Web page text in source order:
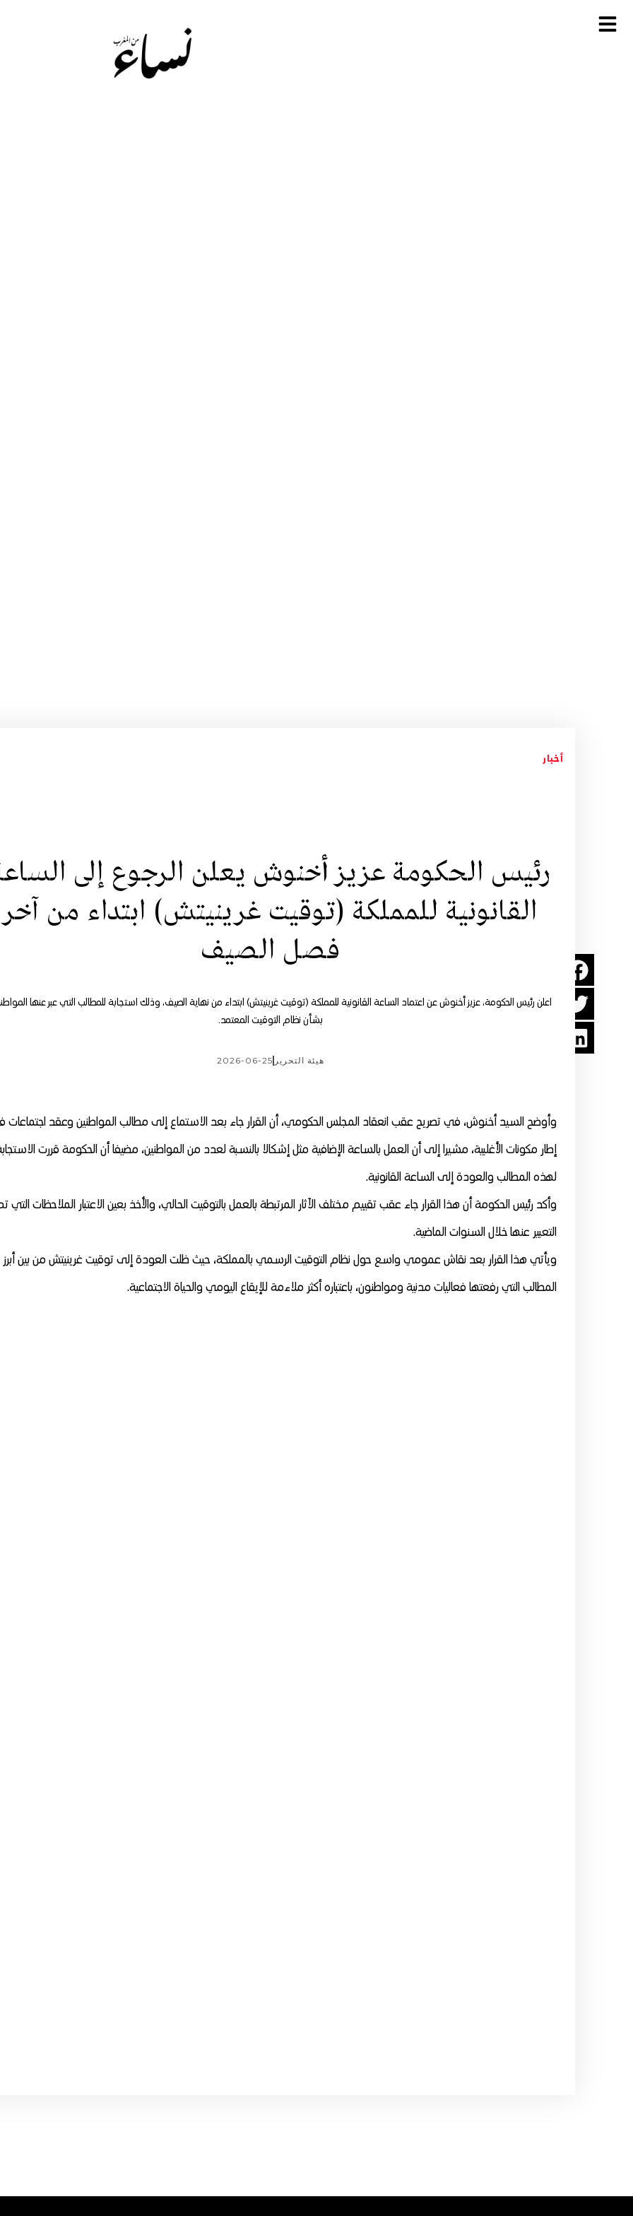
أخبار
رئيس الحكومة عزيز أخنوش يعلن الرجوع إلى
القانونية للمملكة (توقيت غرينيتش) ابتداء من آخر
فصل الصيف
اعلن رئيس الحكومة، عزيز أخنوش عن اعتماد الساعة القانونية للمملكة (توقيت غرينيتش) ابتداء من نهاية الصيف، وذلك استجابة للمطالب التي عبر عنها
بشأن نظام التوقيت المعتمد.
هيئة التحرير 2026-06-25
وأوضح السيد أخنوش، في تصريح عقب انعقاد المجلس الحكومي، أن القرار جاء بعد الاستماع إلى مطالب المواطنين وعقد
إطار مكونات الأغلبية، مشيرا إلى أن العمل بالساعة الإضافية مثل إشكالا بالنسبة لعدد من المواطنين، مضيفا أن الحكومة قررت
لهذه المطالب والعودة إلى الساعة القانونية.
وأكد رئيس الحكومة أن هذا القرار جاء عقب تقييم مختلف الآثار المرتبطة بالعمل بالتوقيت الحالي، والأخذ بعين الاعتبار الملاحظات التي
التعبير عنها خلال السنوات الماضية.
ويأتي هذا القرار بعد نقاش عمومي واسع حول نظام التوقيت الرسمي بالمملكة، حيث ظلت العودة إلى توقيت غرينيتش من بين أبرز
المطالب التي رفعتها فعاليات مدنية ومواطنون، باعتباره أكثر ملاءمة للإيقاع اليومي والحياة الاجتماعية.